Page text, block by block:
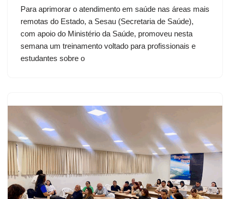
Para aprimorar o atendimento em saúde nas áreas mais
remotas do Estado, a Sesau (Secretaria de Saúde),
com apoio do Ministério da Saúde, promoveu nesta
semana um treinamento voltado para profissionais e
estudantes sobre o